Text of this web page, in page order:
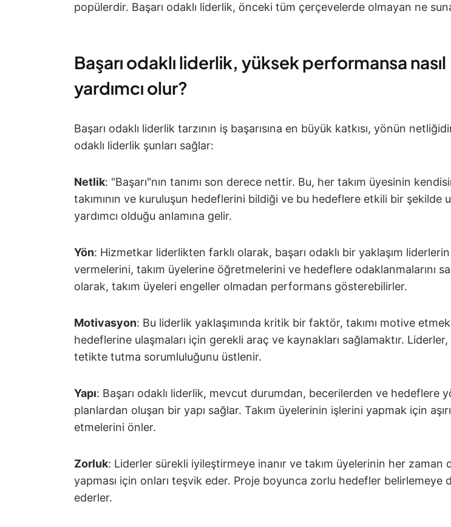
popülerdir. Başarı odaklı liderlik, önceki tüm çerçevelerde olmayan ne
Başarı odaklı liderlik, yüksek performansa nasıl
yardımcı olur?
Başarı odaklı liderlik tarzının iş başarısına en büyük katkısı, yönün
odaklı liderlik şunları sağlar:
Netlik: "Başarı"nın tanımı son derece nettir. Bu, her takım üyesinin
takımının ve kuruluşun hedeflerini bildiği ve bu hedeflere etkili bir şekilde
yardımcı olduğu anlamına gelir.
Yön: Hizmetkar liderlikten farklı olarak, başarı odaklı bir yaklaşım
vermelerini, takım üyelerine öğretmelerini ve hedeflere odaklanmalarını
olarak, takım üyeleri engeller olmadan performans gösterebilirler.
Motivasyon: Bu liderlik yaklaşımında kritik bir faktör, takımı motive
hedeflerine ulaşmaları için gerekli araç ve kaynakları sağlamaktır. Liderler,
tetikte tutma sorumluluğunu üstlenir.
Yapı: Başarı odaklı liderlik, mevcut durumdan, becerilerden ve hedeflere
planlardan oluşan bir yapı sağlar. Takım üyelerinin işlerini yapmak için
etmelerini önler.
Zorluk: Liderler sürekli iyileştirmeye inanır ve takım üyelerinin her zaman
yapması için onları teşvik eder. Proje boyunca zorlu hedefler belirlemeye
ederler.